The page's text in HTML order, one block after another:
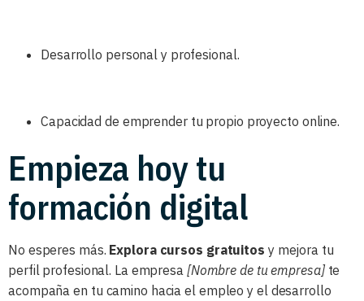
Desarrollo personal y profesional.
Capacidad de emprender tu propio proyecto online.
Empieza hoy tu
formación digital
No esperes más. Explora cursos gratuitos y mejora tu
perfil profesional. La empresa [Nombre de tu empresa]te
acompaña en tu camino hacia el empleo y el desarrollo